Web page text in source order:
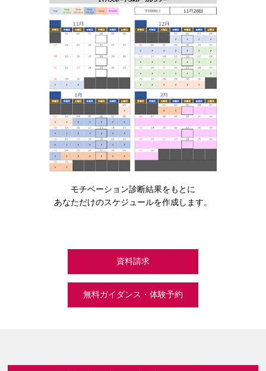
モチベーション診断結果をもとに
あなただけのスケジュールを作成します。
資料請求
無料ガイダンス・体験予約